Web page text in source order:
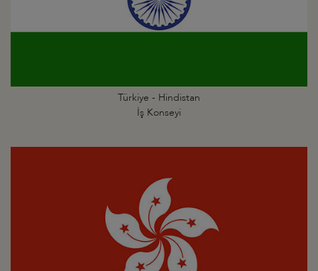
Türkiye - Hindistan
İş Konseyi